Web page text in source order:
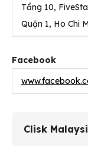
Tầng 10,
Quận 1, Ho Chi
Facebook
Clisk